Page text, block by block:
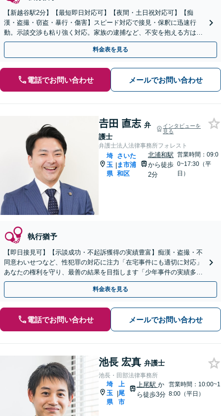
【新越谷駅2分】【最短即日対応可】【夜間・土日祝対応可】【痴
漢・盗撮・窃盗・暴行・傷害】スピード対応で接見・保釈に迅速行
動。示談交渉も粘り強く対応。家族の逮捕など、不安を抱える方は一
刻も早くご連絡ください。
料金表を見る
電話でお問い合わせ メールでお問い合わせ
𠮷田 直志 弁
護士
インタビューを
見る
弁護士法人法律事務所フォレスト
埼
玉
県
|
さいた
ま市浦
和区
北浦和駅
から徒歩
2分
営業時間：09:0
0~17:30（平
日）
執行猶予
【即日接見可】【示談成功・不起訴獲得の実績豊富】痴漢・盗撮・不
同意わいせつなど、性犯罪の対応に注力「在宅事件にも適切に対応」
あなたの権利を守り、最善の結果を目指します「少年事件の実績多数
／少年の特性を考慮した適切な対応」【夜間相談可】
料金表を見る
電話でお問い合わせ メールでお問い合わせ
池長 宏真 弁護士
池長・田部法律事務所
埼
玉
県
|
上
尾
市
上尾駅 か
ら徒歩3分
営業時間：10:00~1
8:00（平日）